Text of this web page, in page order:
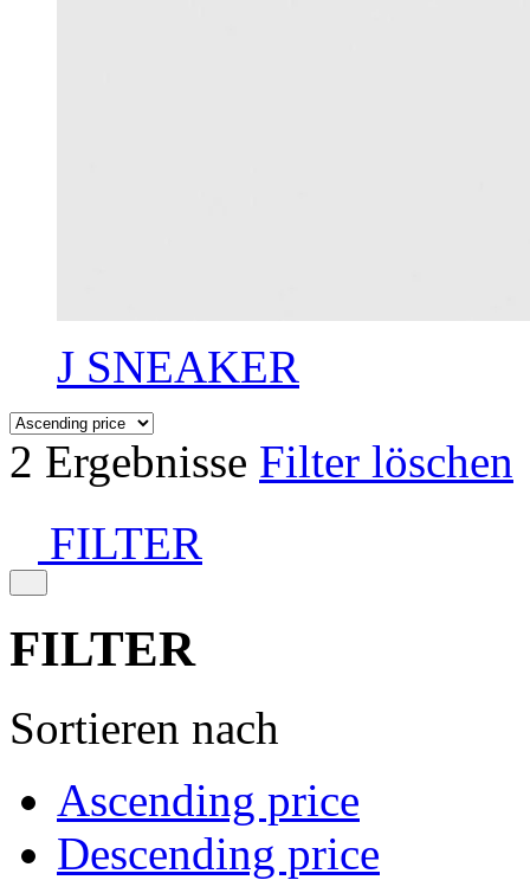
J SNEAKER
2 Ergebnisse Filter löschen
FILTER
FILTER
Sortieren nach
Ascending price
Descending price